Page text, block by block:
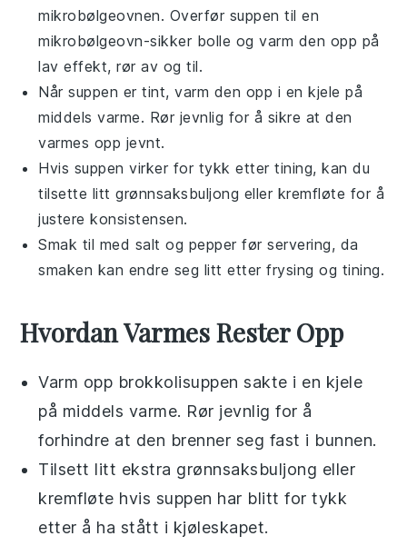
mikrobølgeovnen. Overfør suppen til en
mikrobølgeovn-sikker bolle og varm den opp på
lav effekt, rør av og til.
Når suppen er tint, varm den opp i en kjele på
middels varme. Rør jevnlig for å sikre at den
varmes opp jevnt.
Hvis suppen virker for tykk etter tining, kan du
tilsette littgrønnsaksbuljong eller kremfløte for å
justere konsistensen.
Smak til med salt og pepper før servering, da
smaken kan endre seg litt etter frysing og tining.
Hvordan Varmes Rester Opp
Varm opp brokkolisuppen sakte i en kjele
på middels varme. Rør jevnlig for å
forhindre at den brenner seg fast i bunnen.
Tilsett litt ekstra grønnsaksbuljong eller
kremfløte hvis suppen har blitt for tykk
etter å ha stått i kjøleskapet.